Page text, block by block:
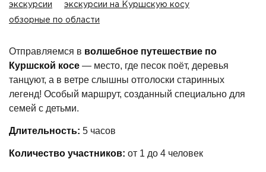
экскурсии экскурсии на Куршскую косу
обзорные по области
Отправляемся в волшебное путешествие по
Куршской косе — место, где песок поёт, деревья
танцуют, а в ветре слышны отголоски старинных
легенд! Особый маршрут, созданный специально для
семей с детьми.
Длительность: 5 часов
Количество участников: от 1 до 4 человек